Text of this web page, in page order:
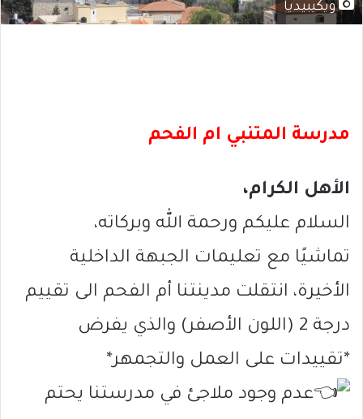
ويكيبيديا
مدرسة المتنبي ام الفحم
الأهل الكرام،
السلام عليكم ورحمة الله وبركاته،
تماشيًا مع تعليمات الجبهة الداخلية
الأخيرة، انتقلت مدينتنا أم الفحم الى تقييم
درجة 2 (اللون الأصفر) والذي يفرض
*تقييدات على العمل والتجمهر*
عدم وجود ملاجئ في مدرستنا يحتم